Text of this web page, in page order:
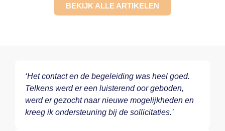
BEKIJK ALLE ARTIKELEN
‘Het contact en de begeleiding was heel goed.
Telkens werd er een luisterend oor geboden,
werd er gezocht naar nieuwe mogelijkheden en
kreeg ik ondersteuning bij de sollicitaties.’